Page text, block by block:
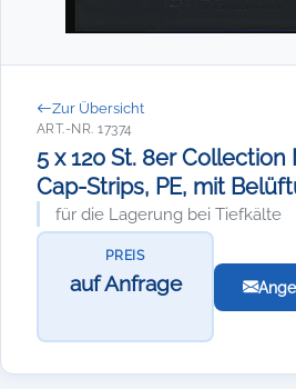
Zur Übersicht
ART.-NR. 17374
5 x 120 St. 8er
Cap-Strips, PE, mit
für die Lagerung bei Tiefkälte
PREIS
auf Anfrage